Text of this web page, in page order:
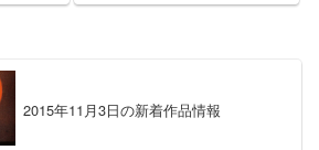
2015年11月3日の新着作品情報